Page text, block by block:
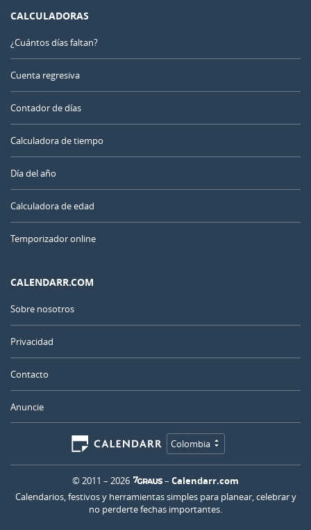
CALCULADORAS
¿Cuántos días faltan?
Cuenta regresiva
Contador de días
Calculadora de tiempo
Día del año
Calculadora de edad
Temporizador online
CALENDARR.COM
Sobre nosotros
Privacidad
Contacto
Anuncie
Colombia
© 2011 – 2026 – Calendarr.com
Calendarios, festivos y herramientas simples para planear, celebrar y
no perderte fechas importantes.